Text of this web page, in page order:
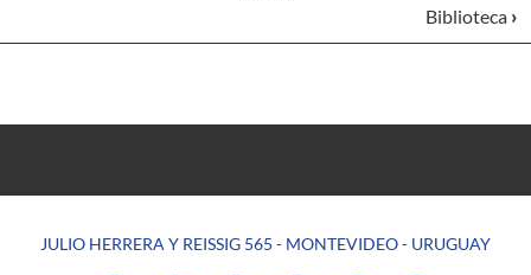
Biblioteca ›
JULIO HERRERA Y REISSIG 565 - MONTEVIDEO - URUGUAY